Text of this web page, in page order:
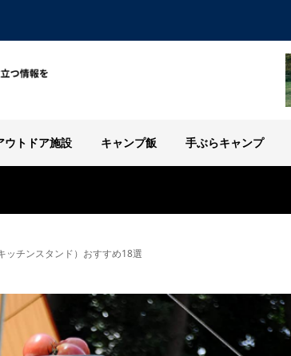
ウトドア施設 キャンプ飯 手ぶらキャンプ
ッチンスタンド）おすすめ18選